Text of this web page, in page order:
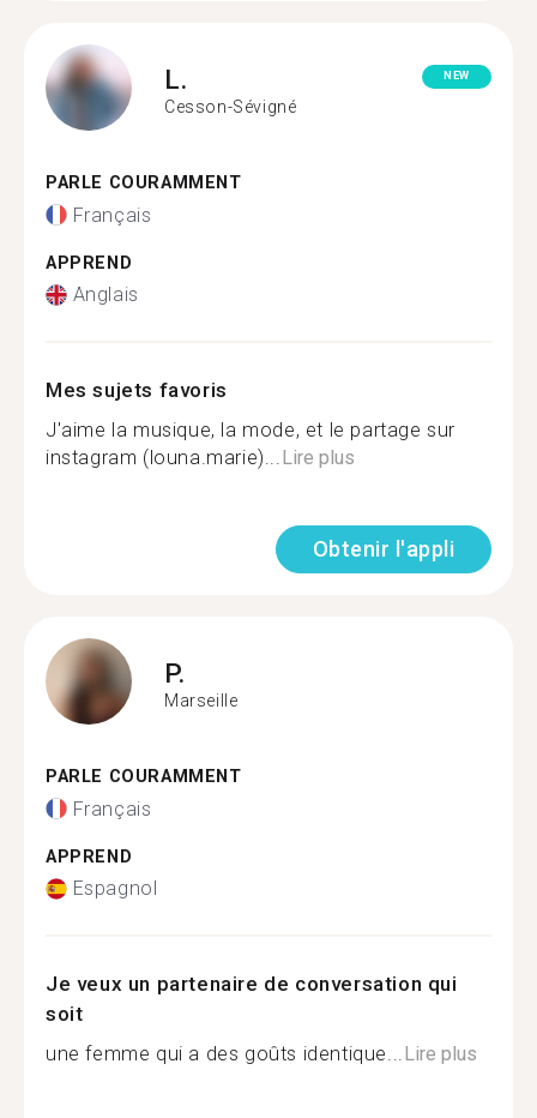
L.
Cesson-Sévigné
NEW
PARLE COURAMMENT
Français
APPREND
Anglais
Mes sujets favoris
J'aime la musique, la mode, et le partage sur
instagram (louna.marie)...Lire plus
Obtenir l'appli
P.
Marseille
PARLE COURAMMENT
Français
APPREND
Espagnol
Je veux un partenaire de conversation qui
soit
une femme qui a des goûts identique...Lire plus